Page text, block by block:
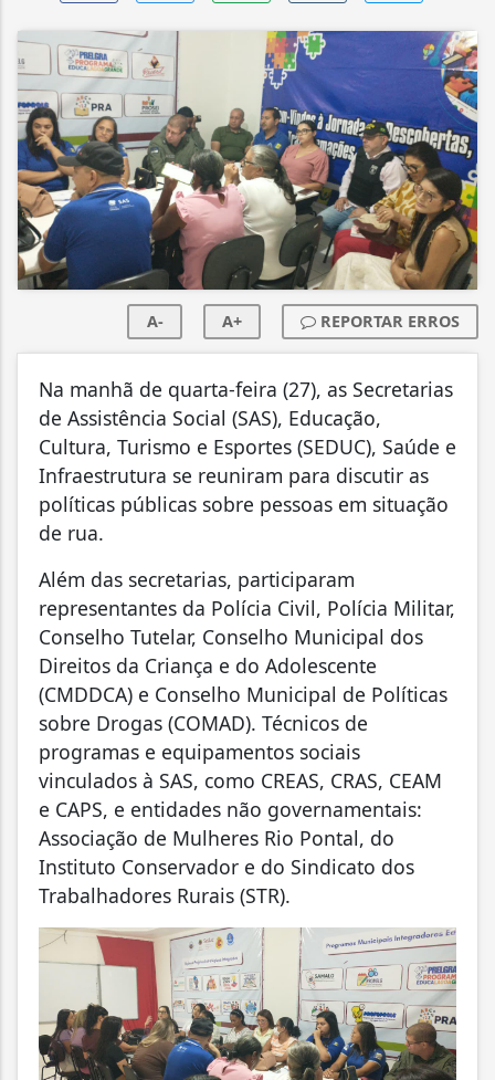
A- A+ REPORTAR ERROS
Na manhã de quarta-feira (27), as Secretarias
de Assistência Social (SAS), Educação,
Cultura, Turismo e Esportes (SEDUC), Saúde e
Infraestrutura se reuniram para discutir as
políticas públicas sobre pessoas em situação
de rua.
Além das secretarias, participaram
representantes da Polícia Civil, Polícia Militar,
Conselho Tutelar, Conselho Municipal dos
Direitos da Criança e do Adolescente
(CMDDCA) e Conselho Municipal de Políticas
sobre Drogas (COMAD). Técnicos de
programas e equipamentos sociais
vinculados à SAS, como CREAS, CRAS, CEAM
e CAPS, e entidades não governamentais:
Associação de Mulheres Rio Pontal, do
Instituto Conservador e do Sindicato dos
Trabalhadores Rurais (STR).